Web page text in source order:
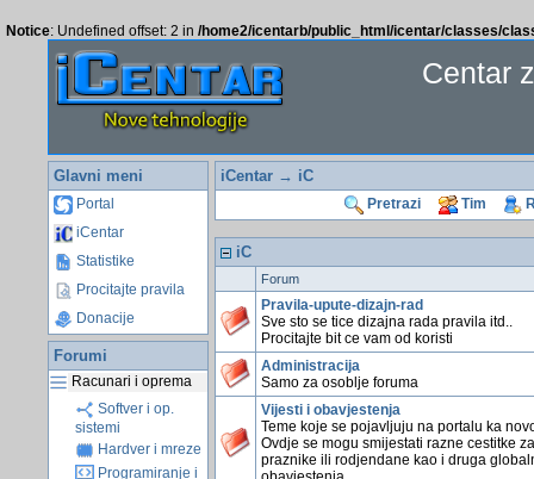
Notice: Undefined offset: 2 in /home2/icentarb/public_html/icentar/classes/
Centar
Glavni meni
Portal
iCentar
Statistike
Procitajte pravila
Donacije
Forumi
Racunari i oprema
Softver i op.
sistemi
Hardver i mreze
Programiranje i
iCentar→ iC
Pretrazi Tim
iC
Forum
Pravila-upute-dizajn-rad
Sve sto se tice dizajna rada pravila itd..
Procitajte bit ce vam od koristi
Administracija
Samo za osoblje foruma
Vijesti i obavjestenja
Teme koje se pojavljuju na portalu ka
Ovdje se mogu smijestati razne cestitke za
praznike ili rodjendane kao i druga